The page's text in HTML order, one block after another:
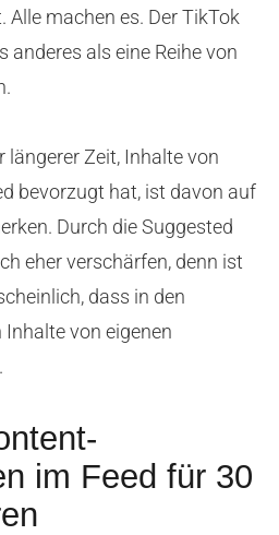
machen es. Der TikTok
anderes als eine Reihe von
längerer Zeit, Inhalte von
bevorzugt hat, ist davon auf
Durch die Suggested
eher verschärfen, denn ist
dass in den
von eigenen
im Feed für 30